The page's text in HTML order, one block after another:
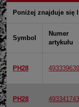
Poniżej znajduje się
Symbol
Numer
artykułu
PH28
PH28